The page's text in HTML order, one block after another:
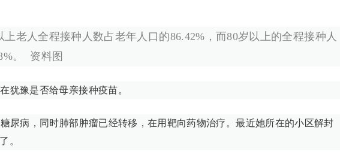
上老人全程接种人数占老年人口的86.42%，而80岁以上的全程接种人
。 资料图
犹豫是否给母亲接种疫苗。
尿病，同时肺部肿瘤已经转移，在用靶向药物治疗。最近她所在的小区解封
。